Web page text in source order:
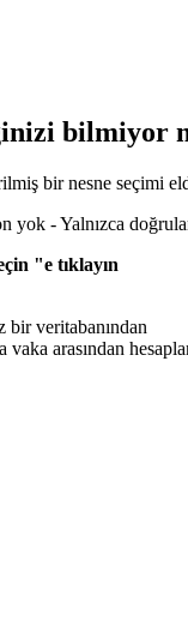
bilmiyor
bir nesne seçimi
yok - Yalnızca
"e tıklayın
bir veritabanından
arasından